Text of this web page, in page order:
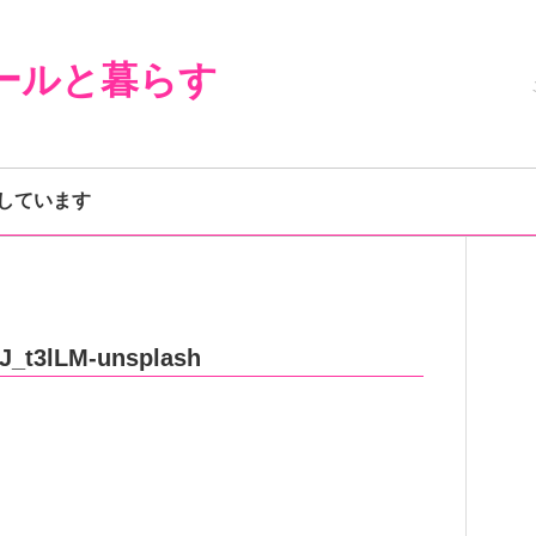
ルと暮らす
ています
unsplash